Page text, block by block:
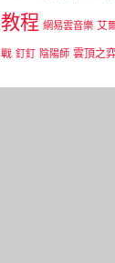
教程 網易雲音樂 艾
戰 釘釘 陰陽師 雲頂之